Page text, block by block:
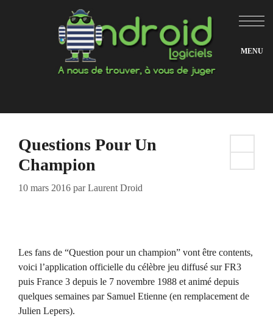
Questions Pour Un
Champion
10 mars 2016 parLaurent Droid
Les fans de “Question pour un champion” vont être contents,
voici l’application officielle du célèbre jeu diffusé sur FR3
puis France 3 depuis le 7 novembre 1988 et animé depuis
quelques semaines par Samuel Etienne (en remplacement de
Julien Lepers).